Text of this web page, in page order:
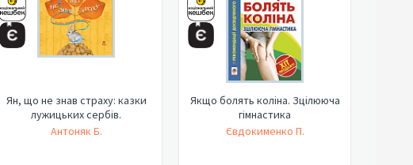
Ян, що не знав страху: казки
лужицьких сербів.
Антоняк Б.
Якщо болять коліна. Зцілююча
гімнастика
Євдокименко П.